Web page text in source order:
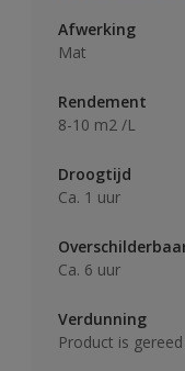
Afwerking
Mat
Rendement
8-10 m2 /L
Droogtijd
Ca. 1 uur
Ca. 6 uur
Verdunning
Product is